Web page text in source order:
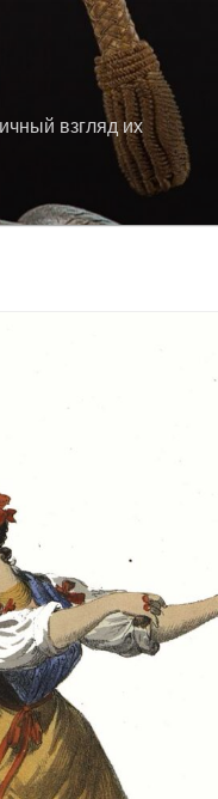
взгляд их